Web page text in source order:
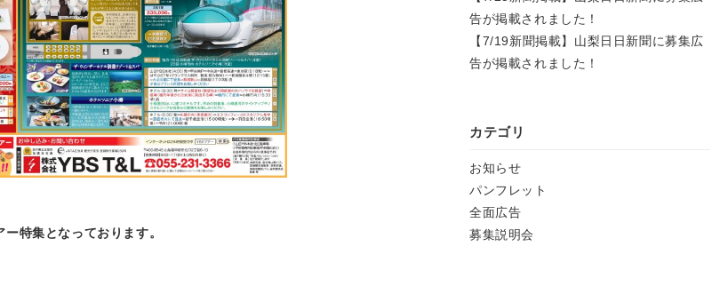
特集となっております。
告が掲載されました！
【7/19新聞掲載】山梨日日新聞に募集広
告が掲載されました！
カテゴリ
お知らせ
パンフレット
全面広告
募集説明会